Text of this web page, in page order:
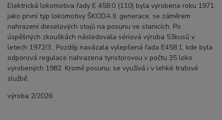
Elektrická lokomotiva řady E 458.0 (110) byla vyrobena roku 1971
jako první typ lokomotivy ŠKODA II. generace, se záměrem
nahrazení dieselových stojů na posunu ve stanicích. Po
úspěšných zkouškách následovala sériová výroba 53kusů v
letech 1972/3.. Později navázala vylepšená řada E458.1, kde byla
odporová regulace nahrazena tyristorovou v počtu 35 loko
vyrobených 1982. Kromě posunu, se využívá i v lehké traťové
službě.
výroba 2/2026